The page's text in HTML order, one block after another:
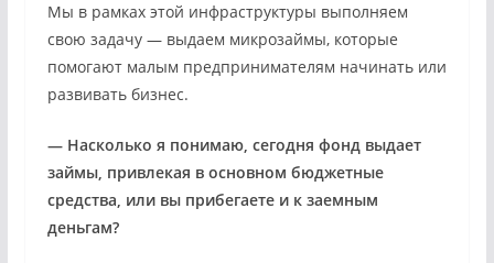
Мы в рамках этой инфраструктуры выполняем
свою задачу — выдаем микрозаймы, которые
помогают малым предпринимателям начинать или
развивать бизнес.
— Насколько я понимаю, сегодня фонд выдает
займы, привлекая в основном бюджетные
средства, или вы прибегаете и к заемным
деньгам?